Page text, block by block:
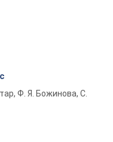
Ф. Я. Божинова, С.